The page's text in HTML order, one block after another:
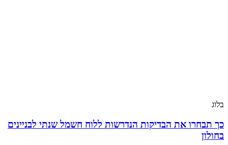
בלוג
כך תבחרו את הבדיקות הנדרשות ללוח חשמל שנתי לבניינים
בחולון